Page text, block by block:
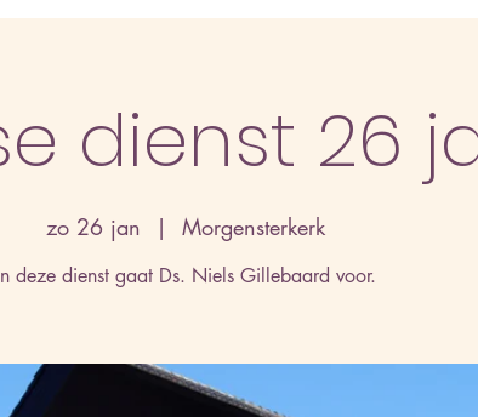
dienst 26
zo 26 jan
  |
Morgensterkerk
deze dienst gaat Ds. Niels Gillebaard voor.